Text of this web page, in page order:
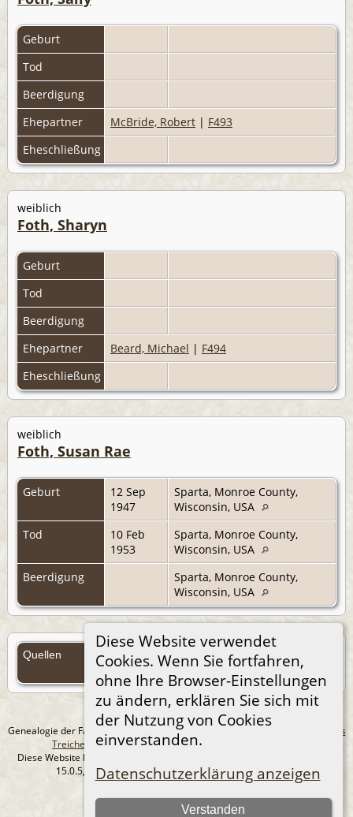
Diese Website verwendet
Cookies. Wenn Sie fortfahren,
ohne Ihre Browser-Einstellungen
zu ändern, erklären Sie sich mit
der Nutzung von Cookies
einverstanden.
Datenschutzerklärung anzeigen
Verstanden
Geburt
Tod
Beerdigung
Ehepartner
McBride, Robert | F493
Eheschließung
weiblich
Foth, Sharyn
Geburt
Tod
Beerdigung
Ehepartner
Beard, Michael | F494
Eheschließung
weiblich
Foth, Susan Rae
Geburt
12 Sep
1947
Sparta, Monroe County,
Wisconsin, USA
Tod
10 Feb
1953
Sparta, Monroe County,
Wisconsin, USA
Beerdigung
Sparta, Monroe County,
Wisconsin, USA
Quellen
Quellen (Anmelden)
Genealogie der Familie Treichel aus Berlin. - erstellt und betreut von
Andreas
Treichel
Copyright © 2014-2026 Alle Rechte vorbehalten.
Diese Website läuft mit
15.0.5, programmiert von Darrin Lythgoe © 2001-2026.
Datenschutzerklärung
--- Self-Hosted at home ---